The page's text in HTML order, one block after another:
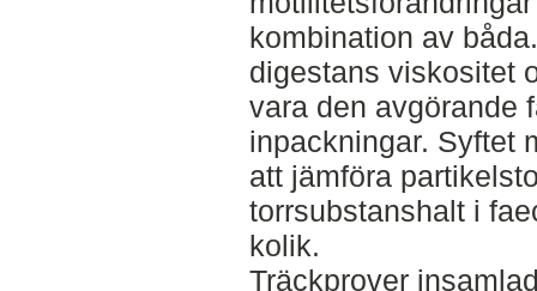
kombination av
digestans viskositet
vara den avgörande
inpackningar. Syftet
att jämföra
torrsubstanshalt i
kolik.
Träckprover